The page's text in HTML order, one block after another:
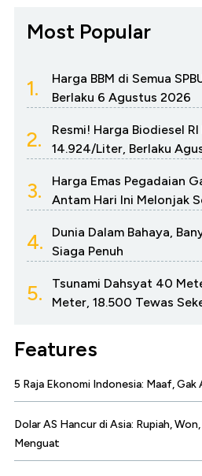
Most Popular
1.
Harga BBM di Semua
Berlaku 6 Agustus 2026
2.
Resmi! Harga Biodiesel RI
14.924/Liter, Berlaku
3.
Harga Emas Pegadaian
Antam Hari Ini Melonjak
4.
Dunia Dalam Bahaya,
Siaga Penuh
5.
Tsunami Dahsyat 40
Meter, 18.500 Tewas
Features
5 Raja Ekonomi Indonesia: Maaf, Gak
Dolar AS Hancur di Asia: Rupiah,
Menguat